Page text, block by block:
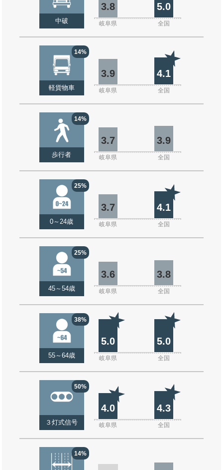
中破
3.8 5.0
岐阜県 全国
14%
軽貨物車
3.9 4.1
岐阜県 全国
14%
歩行者
3.7 3.9
岐阜県 全国
25%
0～24歳
3.7 4.1
岐阜県 全国
25%
45～54歳
3.6 3.8
岐阜県 全国
38%
55～64歳
5.0 5.0
岐阜県 全国
50%
３灯式信号
4.0 4.3
岐阜県 全国
14%